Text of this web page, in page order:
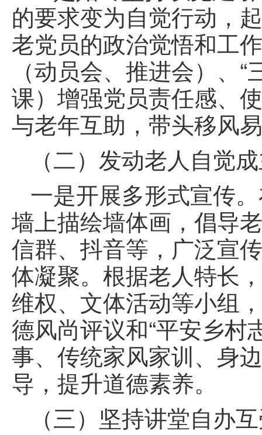
的要求变为自觉行动，
老党员的政治觉悟和工
（动员会、推进会）、
课）增强党员责任感、
与老年互助，带头移风
（二）发动老人自觉
一是开展多形式宣传
墙上描绘墙体画，倡导
信群、抖音等，广泛宣
体凝聚。根据老人特长
维权、文体活动等小组
德风尚评议和“平安乡村
事、传统家风家训、身
导，提升道德素养。
（三）坚持讲堂自办